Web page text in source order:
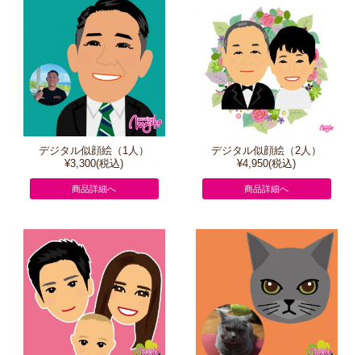
デジタル似顔絵（1人）
¥3,300(税込)
商品詳細へ
デジタル似顔絵（2人）
¥4,950(税込)
商品詳細へ